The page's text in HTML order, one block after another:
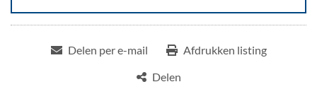
Delen per e-mail
Afdrukken listing
Delen